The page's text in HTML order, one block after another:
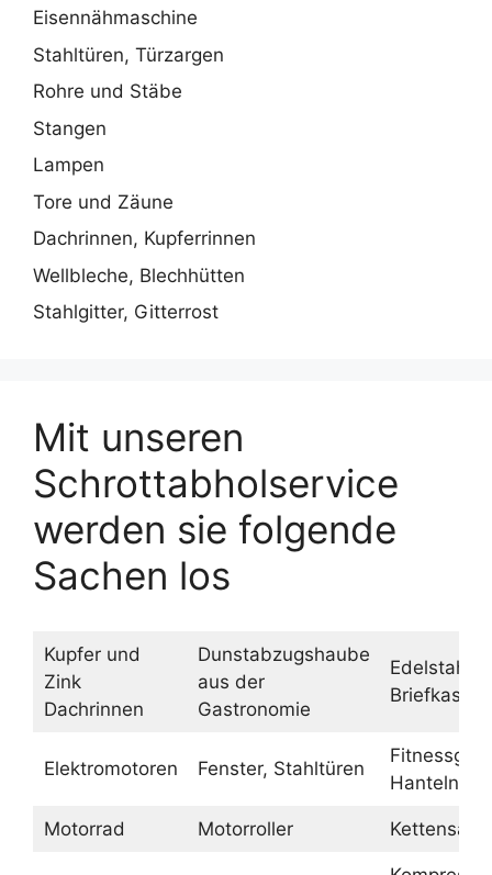
Eisennähmaschine
Stahltüren, Türzargen
Rohre und Stäbe
Stangen
Lampen
Tore und Zäune
Dachrinnen, Kupferrinnen
Wellbleche, Blechhütten
Stahlgitter, Gitterrost
Mit unseren
Schrottabholservice
werden sie folgende
Sachen los
Kupfer und
Zink
Dachrinnen
Dunstabzugshaube
aus der
Gastronomie
Edelstahl
Briefkasten
Elektromotoren Fenster, Stahltüren
Hanteln
Motorrad Motorroller Kettensäge